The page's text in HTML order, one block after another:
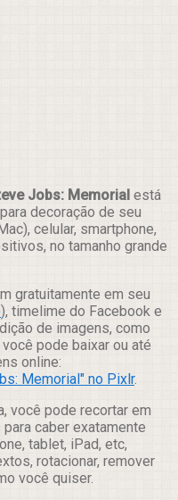
Jobs: Memorial está
decoração de seu
celular, smartphone,
no tamanho grande
gratuitamente em seu
), timelime do Facebook e
de imagens, como
pode baixar ou até
online:
Memorial" no Pixlr.
você pode recortar em
caber exatamente
tablet, iPad, etc,
rotacionar, remover
você quiser.